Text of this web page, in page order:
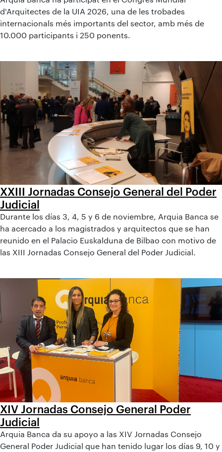
d'Arquitectes de la UIA 2026, una de les trobades
internacionals més importants del sector, amb més de
10.000 participants i 250 ponents.
XXIII Jornadas Consejo General del Poder
Judicial
Durante los días 3, 4, 5 y 6 de noviembre, Arquia Banca se
ha acercado a los magistrados y arquitectos que se han
reunido en el Palacio Euskalduna de Bilbao con motivo de
las XIII Jornadas Consejo General del Poder Judicial.
XIV Jornadas Consejo General Poder
Judicial
Arquia Banca da su apoyo a las XIV Jornadas Consejo
General Poder Judicial que han tenido lugar los días 9, 10 y